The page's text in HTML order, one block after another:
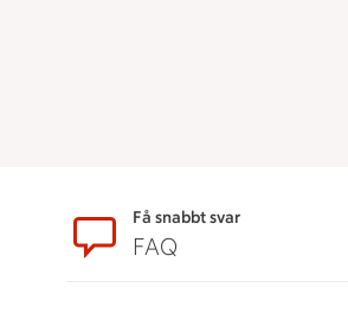
SidfotFå snabbt svar
FAQ